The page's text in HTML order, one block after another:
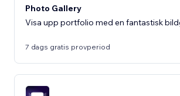
Photo Gallery
Visa upp portfolio med en fantastisk
7 dags gratis provperiod